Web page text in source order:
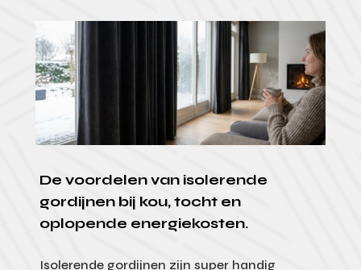
De voordelen van isolerende
gordijnen bij kou, tocht en
oplopende energiekosten.
Isolerende gordijnen zijn super handig